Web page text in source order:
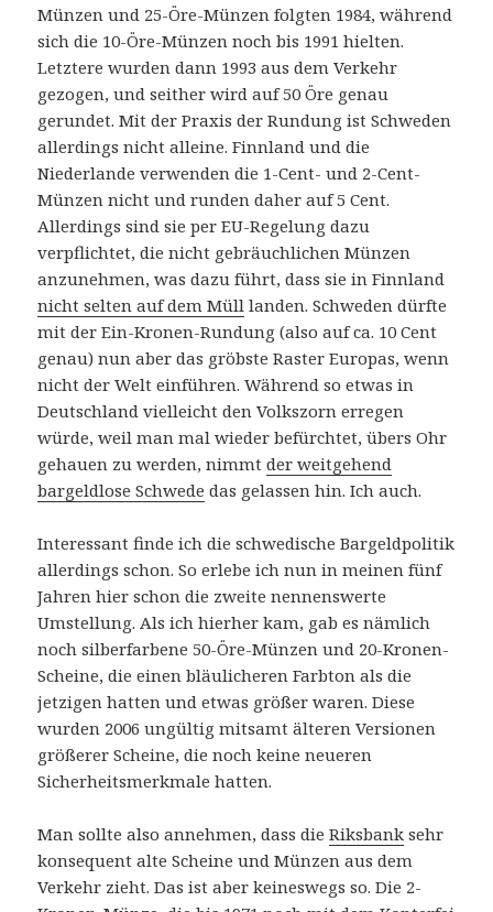
Münzen und 25-Öre-Münzen folgten 1984, während
sich die 10-Öre-Münzen noch bis 1991 hielten.
Letztere wurden dann 1993 aus dem Verkehr
gezogen, und seither wird auf 50 Öre genau
gerundet. Mit der Praxis der Rundung ist Schweden
allerdings nicht alleine. Finnland und die
Niederlande verwenden die 1-Cent- und 2-Cent-
Münzen nicht und runden daher auf 5 Cent.
Allerdings sind sie per EU-Regelung dazu
verpflichtet, die nicht gebräuchlichen Münzen
anzunehmen, was dazu führt, dass sie in Finnland
nicht selten auf dem Müll landen. Schweden dürfte
mit der Ein-Kronen-Rundung (also auf ca. 10 Cent
genau) nun aber das gröbste Raster Europas, wenn
nicht der Welt einführen. Während so etwas in
Deutschland vielleicht den Volkszorn erregen
würde, weil man mal wieder befürchtet, übers Ohr
gehauen zu werden, nimmtder weitgehend
bargeldlose Schwede das gelassen hin. Ich auch.
Interessant finde ich die schwedische Bargeldpolitik
allerdings schon. So erlebe ich nun in meinen fünf
Jahren hier schon die zweite nennenswerte
Umstellung. Als ich hierher kam, gab es nämlich
noch silberfarbene 50-Öre-Münzen und 20-Kronen-
Scheine, die einen bläulicheren Farbton als die
jetzigen hatten und etwas größer waren. Diese
wurden 2006 ungültig mitsamt älteren Versionen
größerer Scheine, die noch keine neueren
Sicherheitsmerkmale hatten.
Man sollte also annehmen, dass dieRiksbank sehr
konsequent alte Scheine und Münzen aus dem
Verkehr zieht. Das ist aber keineswegs so. Die 2-